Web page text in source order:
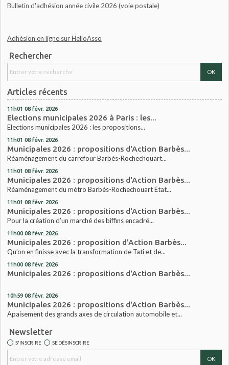
Bulletin d'adhésion année civile 2026 (voie postale)
Adhésion en ligne sur HelloAsso
Rechercher
Articles récents
11h01 08 févr. 2026
Elections municipales 2026 à Paris : les...
Elections municipales 2026 : les propositions...
11h01 08 févr. 2026
Municipales 2026 : propositions d'Action Barbès...
Réaménagement du carrefour Barbès-Rochechouart...
11h01 08 févr. 2026
Municipales 2026 : propositions d'Action Barbès...
Réaménagement du métro Barbès-Rochechouart État...
11h01 08 févr. 2026
Municipales 2026 : propositions d'Action Barbès...
Pour la création d’un marché des biffins encadré...
11h00 08 févr. 2026
Municipales 2026 : proposition d'Action Barbès...
Qu’on en finisse avec la transformation de Tati et de...
11h00 08 févr. 2026
Municipales 2026 : propositions d'Action Barbès...
10h59 08 févr. 2026
Municipales 2026 : propositions d'Action Barbès...
Apaisement des grands axes de circulation automobile et...
Newsletter
S'INSCRIRE SE DÉSINSCRIRE